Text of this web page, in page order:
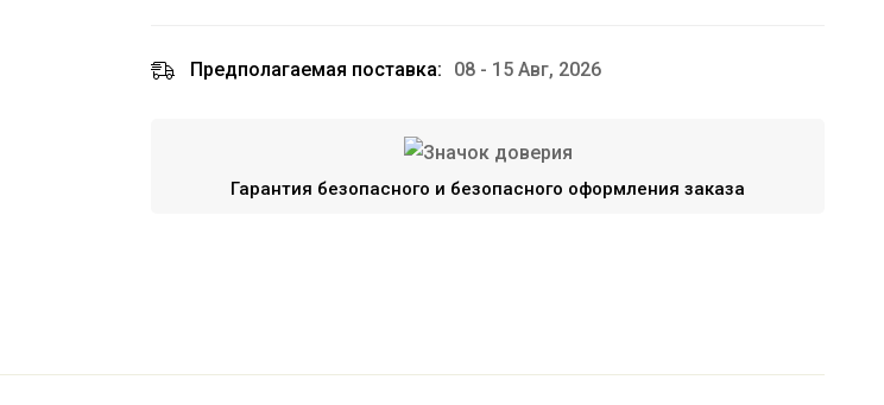
Предполагаемая поставка: 08 - 15 Авг, 2026
Гарантия безопасного и безопасного оформления заказа